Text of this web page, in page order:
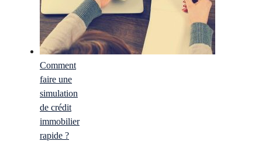
Comment
faire une
simulation
de crédit
immobilier
rapide ?